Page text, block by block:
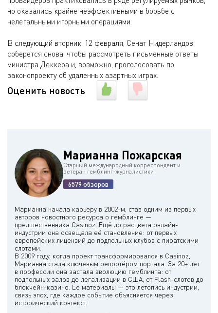
но оказались крайне неэффективными в борьбе с
нелегальными игорными операциями.
В следующий вторник, 12 февраля, Сенат Нидерландов
соберется снова, чтобы рассмотреть письменные ответы
министра Деккера и, возможно, проголосовать по
законопроекту об удаленных азартных играх.
Оценить новость
Марианна Пожарская
Старший международный корреспондент и
ветеран гемблинг-журналистики
6579 обзоров
Марианна начала карьеру в 2002-м, став одним из первых
авторов новостного ресурса о гемблинге —
предшественника Casinoz. Ещё до расцвета онлайн-
индустрии она освещала её становление: от первых
европейских лицензий до подпольных клубов с пиратскими
слотами.
В 2009 году, когда проект трансформировался в Casinoz,
Марианна стала ключевым репортёром портала. За 20+ лет
в профессии она застала эволюцию гемблинга: от
подпольных залов до легализации в США, от Flash-слотов до
блокчейн-казино. Её материалы — это летопись индустрии,
связь эпох, где каждое событие объясняется через